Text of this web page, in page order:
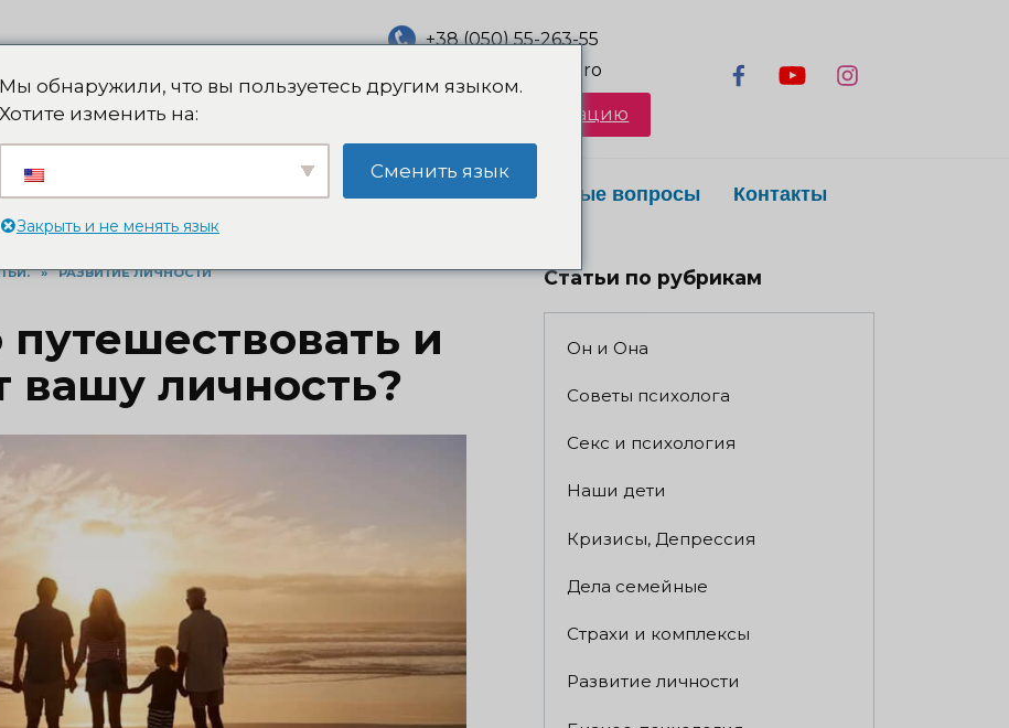
+38 (050) 55-263-55
info@nedelkova.pro
Записаться на консультацию
Бесплатная Консультация Блог (Статьи) Частые вопросы Контакты
» РАЗВИТИЕ ЛИЧНОСТИ
и
вашу личность?
Статьи по рубрикам
Он и Она
Советы психолога
Секс и психология
Наши дети
Кризисы, Депрессия
Дела семейные
Страхи и комплексы
Развитие личности
Мы обнаружили, что вы пользуетесь другим языком.
Хотите изменить на:
Сменить язык
Закрыть и не менять язык